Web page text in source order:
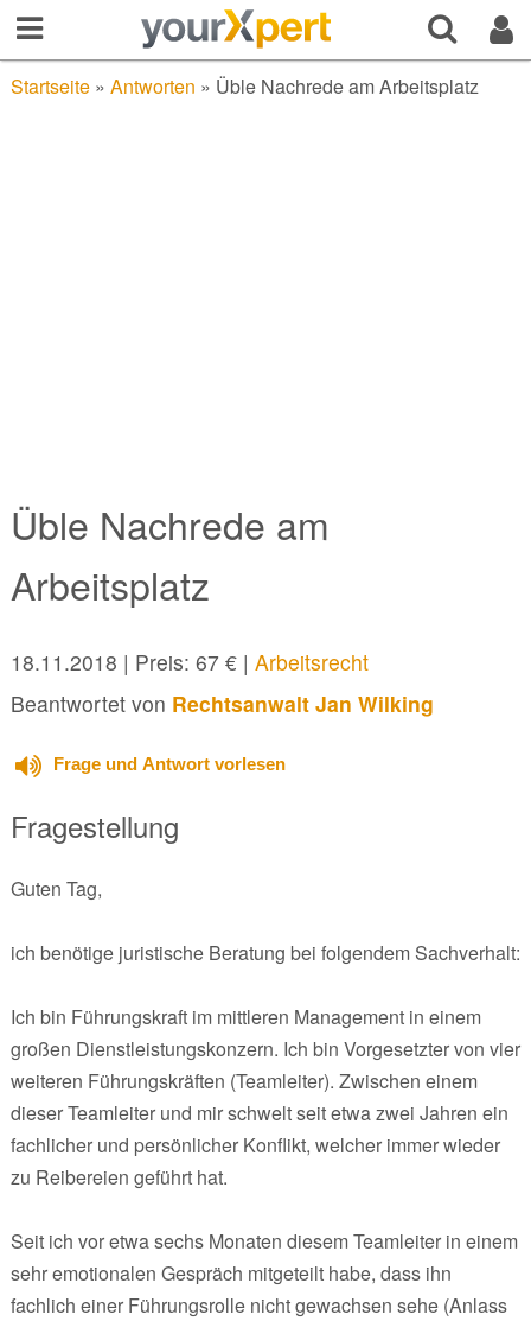
Startseite» Antworten » Üble Nachrede am Arbeitsplatz
Üble Nachrede am
Arbeitsplatz
18.11.2018 | Preis: 67 € | Arbeitsrecht
Beantwortet von Rechtsanwalt Jan Wilking
Frage und Antwort vorlesen
Fragestellung
Guten Tag,
ich benötige juristische Beratung bei folgendem Sachverhalt:
Ich bin Führungskraft im mittleren Management in einem
großen Dienstleistungskonzern. Ich bin Vorgesetzter von vier
weiteren Führungskräften (Teamleiter). Zwischen einem
dieser Teamleiter und mir schwelt seit etwa zwei Jahren ein
fachlicher und persönlicher Konflikt, welcher immer wieder
zu Reibereien geführt hat.
Seit ich vor etwa sechs Monaten diesem Teamleiter in einem
sehr emotionalen Gespräch mitgeteilt habe, dass ihn
fachlich einer Führungsrolle nicht gewachsen sehe (Anlass